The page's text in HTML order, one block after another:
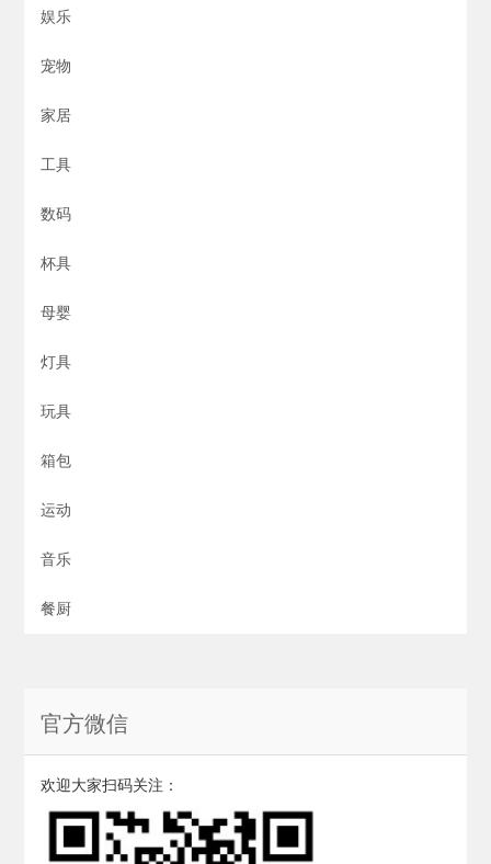
娱乐
宠物
家居
工具
数码
杯具
母婴
灯具
玩具
箱包
运动
音乐
餐厨
官方微信
欢迎大家扫码关注：